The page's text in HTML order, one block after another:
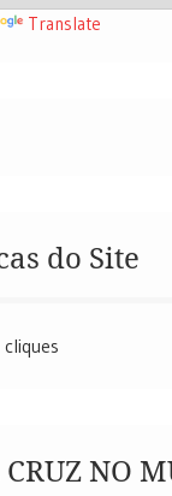
Translate
do Site
NO